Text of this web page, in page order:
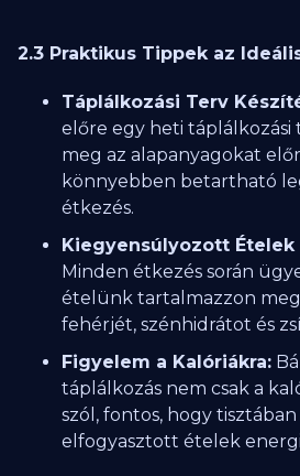
2.3 Praktikus Tippek az
Táplálkozási Terv
előre egy heti táplálkozási
meg az alapanyagokat
könnyebben betartható
étkezés.
Kiegyensúlyozott Ételek
Minden étkezés során
ételünk tartalmazzon
fehérjét, szénhidrátot és
Figyelem a Kalóriákra:
táplálkozás nem csak a
szól, fontos, hogy
elfogyasztott ételek